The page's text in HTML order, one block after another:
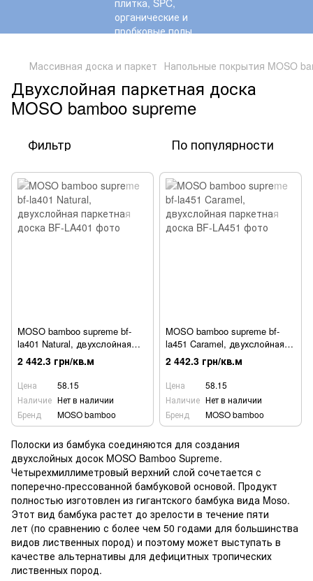
Массивная доска и паркет Напольные покрытия MOSO
Двухслойная паркетная доска
MOSO bamboo supreme
Фильтр По популярности
MOSO bamboo supreme bf-
la401 Natural, двухслойная
паркетная доска
2 442.3 грн/кв.м
Цена
58.15
Наличие Нет в наличии
Бренд
MOSO bamboo
MOSO bamboo supreme bf-
la451 Caramel, двухслойная
паркетная доска
2 442.3 грн/кв.м
Цена
58.15
Наличие Нет в наличии
Бренд
MOSO bamboo
Полоски из бамбука соединяются для создания
двухслойных досок MOSO Bamboo Supreme.
Четырехмиллиметровый верхний слой сочетается с
поперечно-прессованной бамбуковой основой. Продукт
полностью изготовлен из гигантского бамбука вида Moso.
Этот вид бамбука растет до зрелости в течение пяти
лет (по сравнению с более чем 50 годами для большинства
видов лиственных пород) и поэтому может выступать в
качестве альтернативы для дефицитных тропических
лиственных пород.